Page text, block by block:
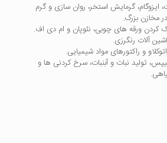
ایزوگام، گرمایش استخر، روان ‌سازی و گرم
مخازن بزرگ.
ورقه های چوبی، نئوپان و ام دی اف.
آلات رنگرزی.
و راکتورهای مواد شیمیایی.
تولید نبات و آبنبات، سرخ کردنی ها و